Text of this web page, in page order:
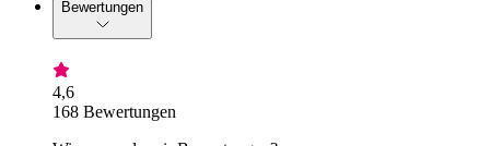
Bewertungen
4,6
168 Bewertungen